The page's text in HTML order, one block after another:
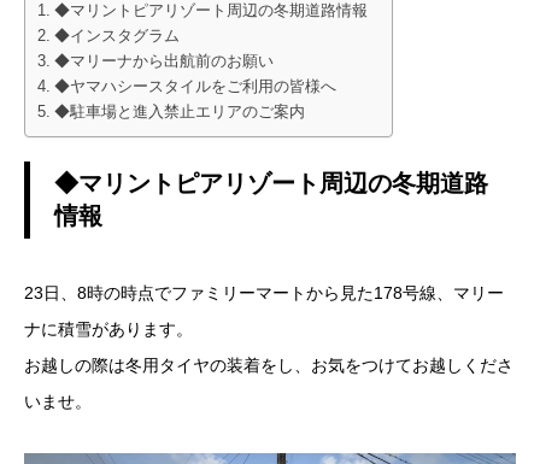
◆マリントピアリゾート周辺の冬期道路情報
◆インスタグラム
◆マリーナから出航前のお願い
◆ヤマハシースタイルをご利用の皆様へ
◆駐車場と進入禁止エリアのご案内
◆マリントピアリゾート周辺の冬期道路
情報
23日、8時の時点でファミリーマートから見た178号線、マリー
ナに積雪があります。
お越しの際は冬用タイヤの装着をし、お気をつけてお越しくださ
いませ。